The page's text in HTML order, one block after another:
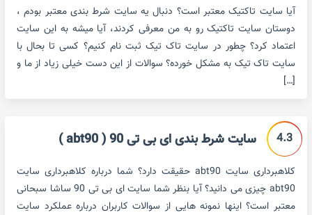
آیا سایت تاکتیک معتبر است؟ دنبال یه سایت شرط بندی معتبر بودم ،
دوستان سایت تاکتیک رو به من معرفی کردند، آیا میشه به این سایت
اعتماد کرد؟ چطور در سایت تاک تیک ثبت نام کنیم؟ کسی تا بحال با
سایت تاک تیک به مشکل خورده؟ سوالات از این دست خیلی زیاد از ما و
[…]
4.3 سایت شرط بندی ای بی تی 90 ( abt90 )
کلاهبرداری سایت abt90 حقیقت دارد؟ شما درباره کلاهبرداری سایت
abt90 چیزی می دانید؟ آیا بنظر شما سایت ای بی تی 90 ساشا سبحانی
معتبر است؟ اینها نمونه هایی از سوالات کاربران درباره عملکرد سایت